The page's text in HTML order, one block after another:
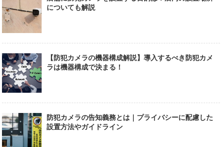
についても解説
【防犯カメラの機器構成解説】導入するべき防犯カメ
ラは機器構成で決まる！
防犯カメラの告知義務とは｜プライバシーに配慮した
設置方法やガイドライン